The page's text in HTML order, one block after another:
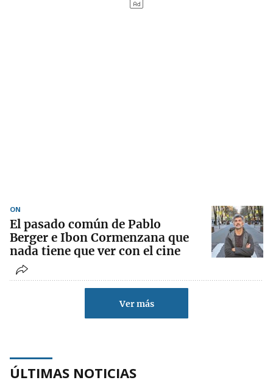
ON
El pasado común de Pablo
Berger e Ibon Cormenzana que
nada tiene que ver con el cine
Ver más
ÚLTIMAS NOTICIAS